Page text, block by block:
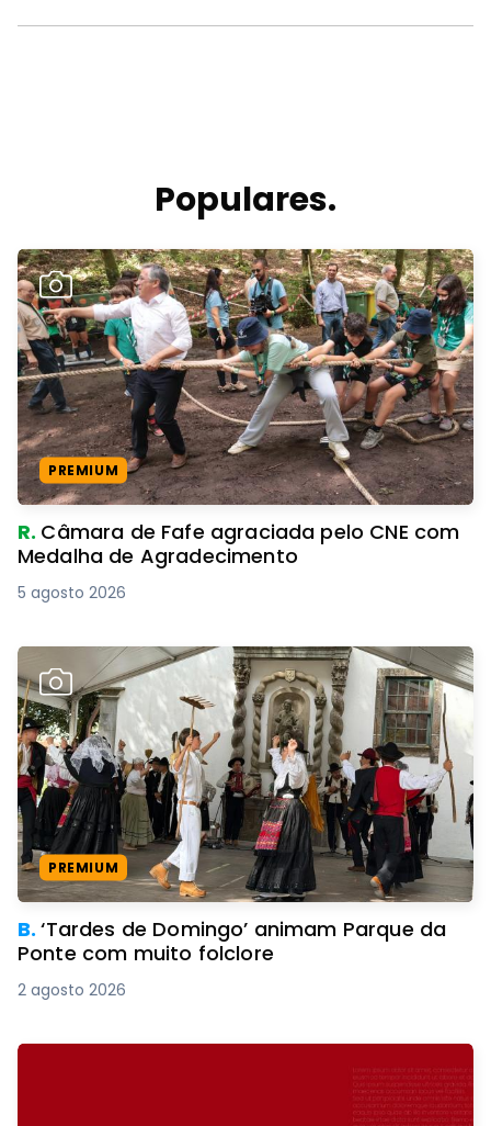
Populares.
PREMIUM
R. Câmara de Fafe agraciada pelo CNE com
Medalha de Agradecimento
5 agosto 2026
PREMIUM
B.‘Tardes de Domingo’ animam Parque da
Ponte com muito folclore
2 agosto 2026